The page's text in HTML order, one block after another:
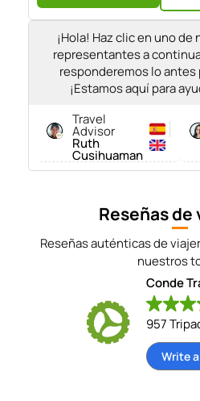
¡Hola! Haz clic en uno de
representantes a
responderemos lo antes
¡Estamos aquí para
Travel
Advisor
Ruth
Cusihuaman
Reseñas
Reseñas auténticas de
nuestros
Conde
957
Write